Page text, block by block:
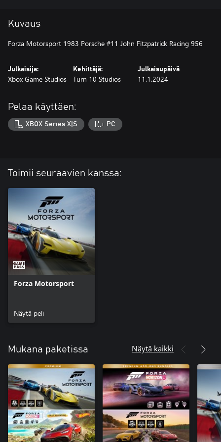
Kuvaus
Forza Motorsport 1983 Porsche #11 John Fitzpatrick Racing 956
Julkaisija:
Xbox Game Studios
Kehittäjä:
Turn 10 Studios
Julkaisupäivä
11.1.2024
Pelaa käyttäen:
XBOX Series X|S PC
Toimii seuraavien kanssa:
Forza Motorsport
Näytä peli
Mukana paketissa Näytä kaikki